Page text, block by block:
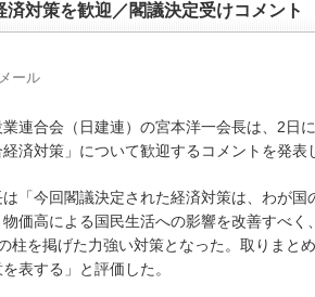
対策を歓迎／閣議決定受けコメント
ール
連合会（日建連）の宮本洋一会長は、2日
済対策」について歓迎するコメントを発表
「今回閣議決定された経済対策は、わが国
価高による国民生活への影響を改善すべく
柱を掲げた力強い対策となった。取りまと
表する」と評価した。